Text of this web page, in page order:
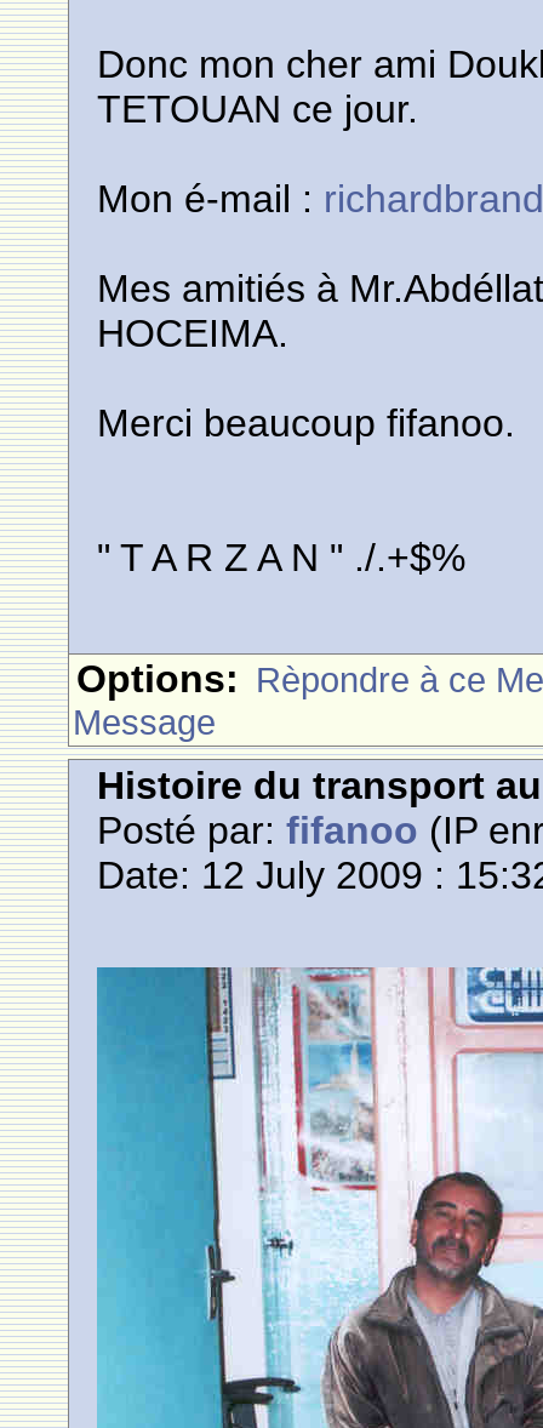
Donc mon cher ami
TETOUAN ce jour.
Mon é-mail :
Mes amitiés à
HOCEIMA.
Merci beaucoup fifanoo.
" T A R Z A N " ./.+$%
Options: Rèpondre à ce
Message
Histoire du transport
Posté par:fifanoo (IP
Date: 12 July 2009 :